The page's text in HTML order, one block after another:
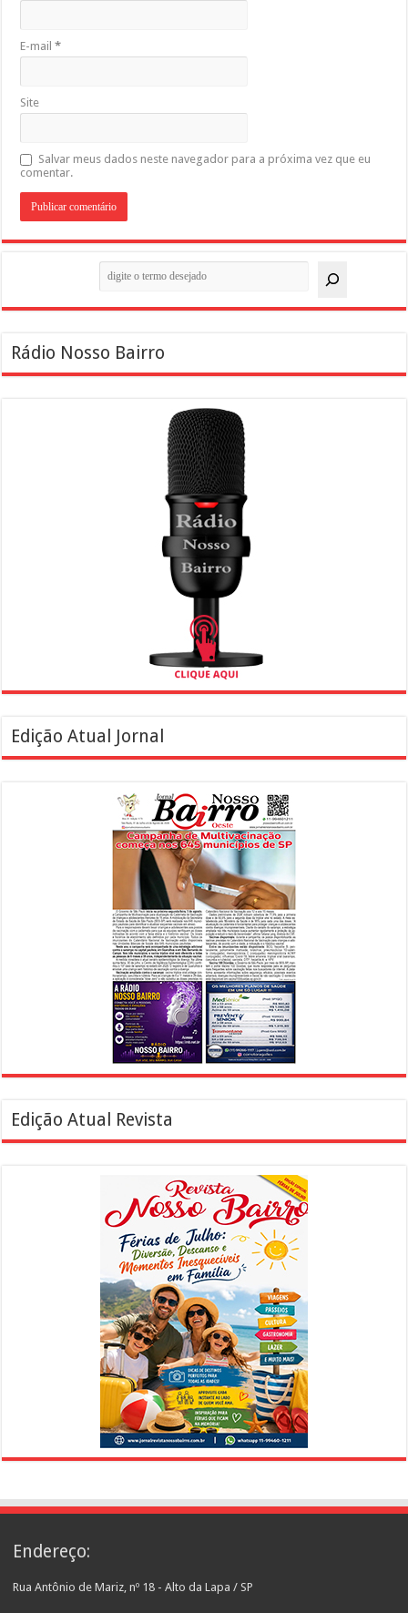
E-mail*
Site
Salvar meus dados neste navegador para a próxima vez que eu
comentar.
Rádio Nosso Bairro
Edição Atual Jornal
Edição Atual Revista
Endereço:
Rua Antônio de Mariz, nº 18 - Alto da Lapa / SP